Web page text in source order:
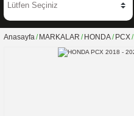
Anasayfa MARKALAR HONDA PCX